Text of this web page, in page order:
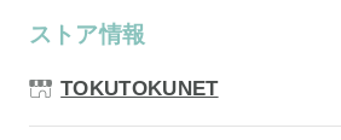
ストア情報
TOKUTOKUNET